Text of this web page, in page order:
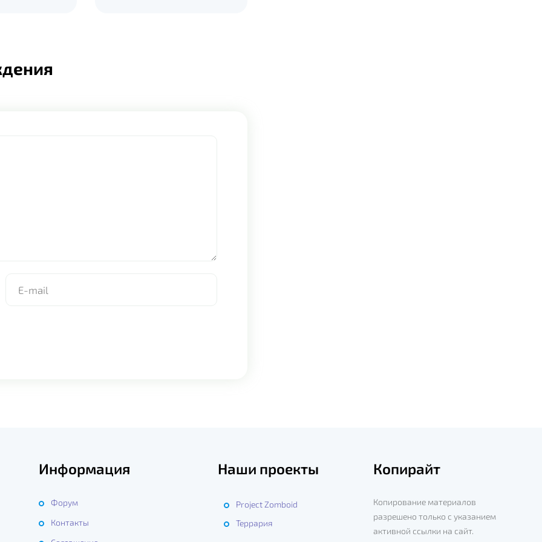
Информация
Форум
Контакты
Наши проекты
Project Zomboid
Террария
Копирайт
Копирование материалов
разрешено только с указанием
активной ссылки на сайт.